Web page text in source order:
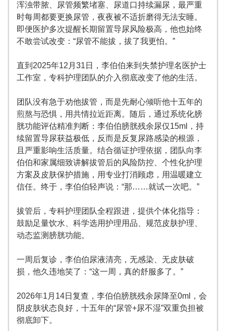
浑浊带脓、尿管频繁堵塞、尿道口持续漏尿，最严重
时每周都要更换尿管，夜夜被不适折磨得无法安睡。
即便医护多次提醒长期留置导尿 风险极高，他也始终
不敢尝试改变：“尿管不能拔，拔了我更怕。”
直到2025年12月31日，李伯伯来到失禁护理名医护士
工作室，专科护理团队的介入彻底改变了他的生活。
团队没有急于劝他拔管，而是先耐心倾听他十五年的
煎熬与恐惧，用共情拉近距离。随后，通过系统化膀
胱功能评估精准判断：李伯伯膀胱残余尿仅15ml，持
续留置导尿获益极低，反而是反复尿路感染的根源，
且严重影响生活质量。结合循证护理依据，团队向李
伯伯和家属细致讲解拔管后的风险防控、个性化护理
方案及皮肤保护措施，用专业打消顾虑，用温暖建立
信任。终于，李伯伯轻声说：“那……就试一次吧。”
拔管后，专科护理团队全程跟进，提供个体化指导：
鼓励足量饮水、科学选用护理用品、规范皮肤护理、
动态监测膀胱功能。
一周后复诊，李伯伯尿液清亮，无感染、无皮肤破
损，他久违地笑了：“这一周，真的舒服多了。”
2026年1月14日复查，李伯伯膀胱残余尿降至0ml，会
阴皮肤状态良好，十五年的“尿管+尿不湿”双重负担被
彻底卸下。